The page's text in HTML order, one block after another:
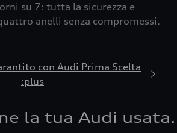
su 7: tutta la sicurezza e
anelli senza compromessi.
con Audi Prima Scelta
:plus
la tua Audi usata.